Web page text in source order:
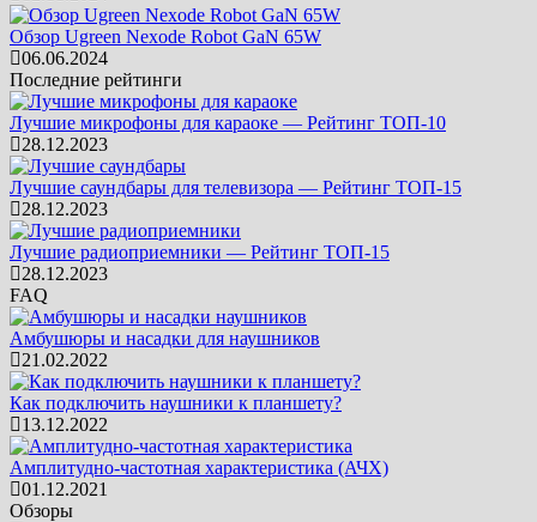
Обзор Ugreen Nexode Robot GaN 65W
06.06.2024
Последние рейтинги
Лучшие микрофоны для караоке — Рейтинг ТОП-10
28.12.2023
Лучшие саундбары для телевизора — Рейтинг ТОП-15
28.12.2023
Лучшие радиоприемники — Рейтинг ТОП-15
28.12.2023
FAQ
Амбушюры и насадки для наушников
21.02.2022
Как подключить наушники к планшету?
13.12.2022
Амплитудно-частотная характеристика (АЧХ)
01.12.2021
Обзоры